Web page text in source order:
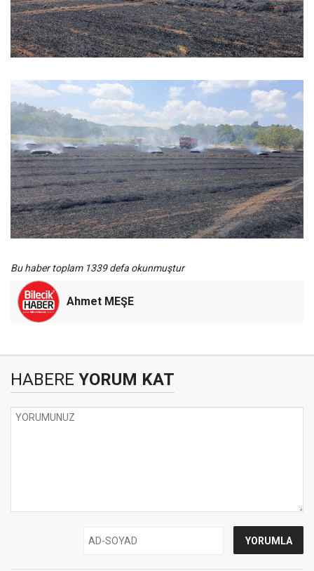
Bu haber toplam 1339 defa okunmuştur
Ahmet MEŞE
HABERE YORUM KAT